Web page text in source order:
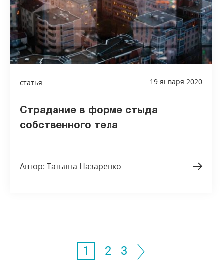
статья 19 января 2020
Страдание в форме стыда
собственного тела
Автор: Татьяна Назаренко
1 2 3